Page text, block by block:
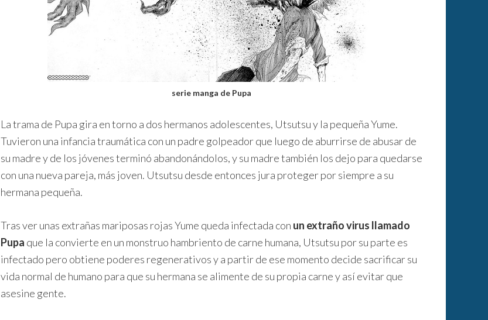
serie manga de Pupa
La trama de Pupa gira en torno a dos hermanos adolescentes, Utsutsu y la pequeña Yume.
Tuvieron una infancia traumática con un padre golpeador que luego de aburrirse de abusar de
su madre y de los jóvenes terminó abandonándolos, y su madre también los dejo para quedarse
con una nueva pareja, más joven. Utsutsu desde entonces jura proteger por siempre a su
hermana pequeña.
Tras ver unas extrañas mariposas rojas Yume queda infectada con un extraño virus llamado
Pupa que la convierte en un monstruo hambriento de carne humana, Utsutsu por su parte es
infectado pero obtiene poderes regenerativos y a partir de ese momento decide sacrificar su
vida normal de humano para que su hermana se alimente de su propia carne y así evitar que
asesine gente.